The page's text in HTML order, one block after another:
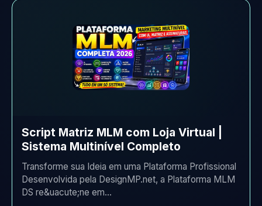
Script Matriz MLM com Loja Virtual |
Sistema Multinível Completo
Transforme sua Ideia em uma Plataforma Profissional
Desenvolvida pela DesignMP.net, a Plataforma MLM
DS re&uacute;ne em...